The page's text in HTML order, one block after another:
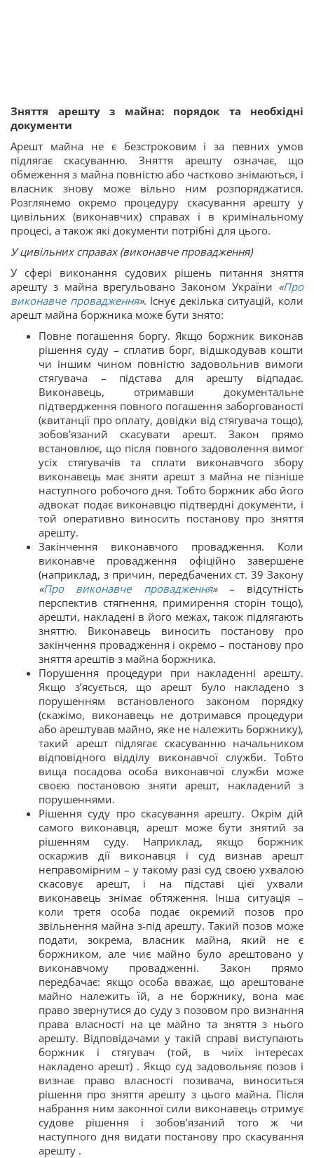
Зняття арешту з майна: порядок та необхідні
документи
Арешт майна не є безстроковим і за певних умов
підлягає скасуванню. Зняття арешту означає, що
обмеження з майна повністю або частково знімаються, і
власник знову може вільно ним розпоряджатися.
Розглянемо окремо процедуру скасування арешту у
цивільних (виконавчих) справах і в кримінальному
процесі, а також які документи потрібні для цього.
У цивільних справах (виконавче провадження)
У сфері виконання судових рішень питання зняття
арешту з майна врегульовано Законом України «Про
виконавче провадження». Існує декілька ситуацій, коли
арешт майна боржника може бути знято:
Повне погашення боргу. Якщо боржник виконав
рішення суду – сплатив борг, відшкодував кошти
чи іншим чином повністю задовольнив вимоги
стягувача – підстава для арешту відпадає.
Виконавець, отримавши документальне
підтвердження повного погашення заборгованості
(квитанції про оплату, довідки від стягувача тощо),
зобов’язаний скасувати арешт. Закон прямо
встановлює, що після повного задоволення вимог
усіх стягувачів та сплати виконавчого збору
виконавець має зняти арешт з майна не пізніше
наступного робочого дня. Тобто боржник або його
адвокат подає виконавцю підтвердні документи, і
той оперативно виносить постанову про зняття
арешту.
Закінчення виконавчого провадження. Коли
виконавче провадження офіційно завершене
(наприклад, з причин, передбачених ст. 39 Закону
«Про виконавче провадження»– відсутність
перспектив стягнення, примирення сторін тощо),
арешти, накладені в його межах, також підлягають
зняттю. Виконавець виносить постанову про
закінчення провадження і окремо – постанову про
зняття арештів з майна боржника.
Порушення процедури при накладенні арешту.
Якщо з’ясується, що арешт було накладено з
порушенням встановленого законом порядку
(скажімо, виконавець не дотримався процедури
або арештував майно, яке не належить боржнику),
такий арешт підлягає скасуванню начальником
відповідного відділу виконавчої служби. Тобто
вища посадова особа виконавчої служби може
своєю постановою зняти арешт, накладений з
порушеннями.
Рішення суду про скасування арешту. Окрім дій
самого виконавця, арешт може бути знятий за
рішенням суду. Наприклад, якщо боржник
оскаржив дії виконавця і суд визнав арешт
неправомірним – у такому разі суд своєю ухвалою
скасовує арешт, і на підставі цієї ухвали
виконавець знімає обтяження. Інша ситуація –
коли третя особа подає окремий позов про
звільнення майна з-під арешту. Такий позов може
подати, зокрема, власник майна, який не є
боржником, але чиє майно було арештовано у
виконавчому провадженні. Закон прямо
передбачає: якщо особа вважає, що арештоване
майно належить їй, а не боржнику, вона має
право звернутися до суду з позовом про визнання
права власності на це майно та зняття з нього
арешту. Відповідачами у такій справі виступають
боржник і стягувач (той, в чиїх інтересах
накладено арешт) . Якщо суд задовольняє позов і
визнає право власності позивача, виноситься
рішення про зняття арешту з цього майна. Після
набрання ним законної сили виконавець отримує
судове рішення і зобов’язаний того ж чи
наступного дня видати постанову про скасування
арешту .